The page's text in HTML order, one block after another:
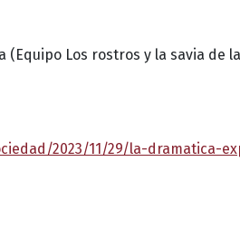
Los rostros y la savia de
2023/11/29/la-dramatica-